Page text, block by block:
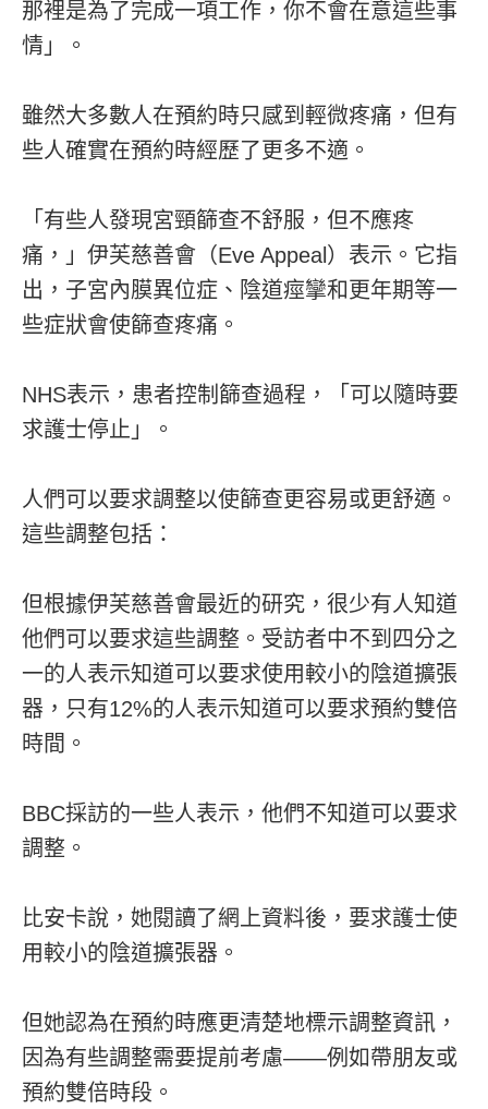
那裡是為了完成一項工作，你不會在意這些事
情」。
雖然大多數人在預約時只感到輕微疼痛，但有
些人確實在預約時經歷了更多不適。
「有些人發現宮頸篩查不舒服，但不應疼
痛，」伊芙慈善會（Eve Appeal）表示。它指
出，子宮內膜異位症、陰道痙攣和更年期等一
些症狀會使篩查疼痛。
NHS表示，患者控制篩查過程，「可以隨時要
求護士停止」。
人們可以要求調整以使篩查更容易或更舒適。
這些調整包括：
但根據伊芙慈善會最近的研究，很少有人知道
他們可以要求這些調整。受訪者中不到四分之
一的人表示知道可以要求使用較小的陰道擴張
器，只有12%的人表示知道可以要求預約雙倍
時間。
BBC採訪的一些人表示，他們不知道可以要求
調整。
比安卡說，她閱讀了網上資料後，要求護士使
用較小的陰道擴張器。
但她認為在預約時應更清楚地標示調整資訊，
因為有些調整需要提前考慮——例如帶朋友或
預約雙倍時段。